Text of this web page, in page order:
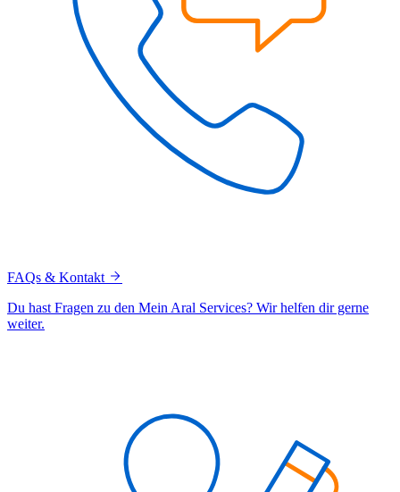
FAQs & Kontakt
Du hast Fragen zu den Mein Aral Services? Wir helfen dir gerne
weiter.